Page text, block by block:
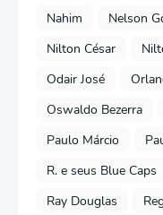
Nahim
Nelson
Nilton César
Odair José
Oswaldo Bezerra
Paulo Márcio
R. e seus Blue Caps
Ray Douglas